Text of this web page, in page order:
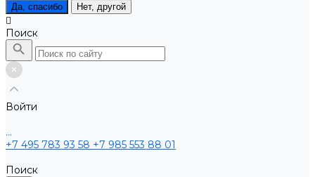
Да, спасибо Нет, другой
Поиск
Войти
...
+7 495 783 93 58 +7 985 553 88 01
Поиск